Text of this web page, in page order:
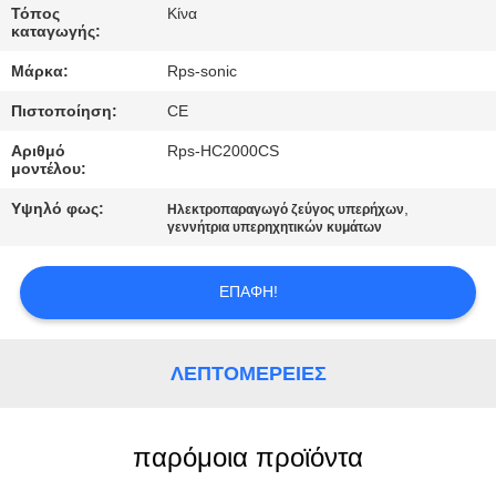
ΜΑΣ
ΕΛΆΤΕ
ΕΠΑΦΉ
ΜΕ
ΠΕΡΙΠΤΏΣΕΙΣ
ΠΟΛΙΤΙΚΉ
ΑΠΟΡΡΉΤΟΥ
Τόπος
καταγωγής:
Κίνα
Μάρκα: Rps-sonic
Πιστοποίηση: CE
Αριθμό
μοντέλου:
Rps-HC2000CS
Υψηλό φως: Ηλεκτροπαραγωγό ζεύγος υπερήχων,
γεννήτρια υπερηχητικών κυμάτων
ΕΠΑΦΉ!
ΛΕΠΤΟΜΈΡΕΙΕΣ
παρόμοια προϊόντα